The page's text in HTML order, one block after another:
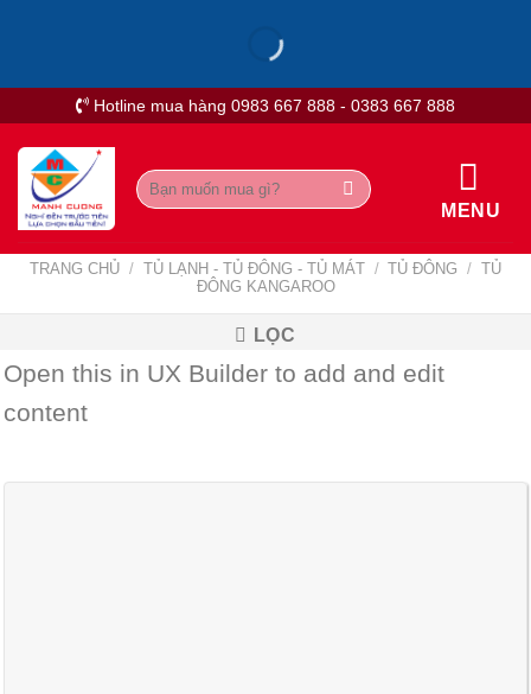
Hotline mua hàng 0983 667 888 - 0383 667 888
Tìm
kiếm:
MENU
TRANG CHỦ / TỦ LẠNH - TỦ ĐÔNG - TỦ MÁT / TỦ ĐÔNG / TỦ
ĐÔNG KANGAROO
LỌC
Open this in UX Builder to add and edit
content